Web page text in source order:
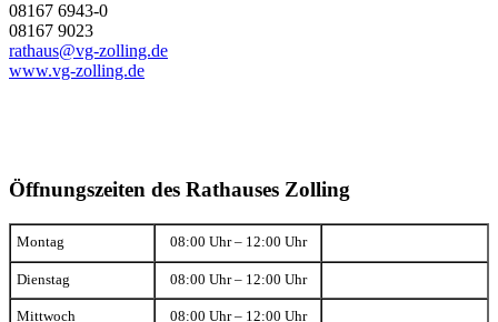
08167 6943-0
08167 9023
rathaus@vg-zolling.de
www.vg-zolling.de
Öffnungszeiten des Rathauses Zolling
Montag 08:00 Uhr – 12:00 Uhr
Dienstag 08:00 Uhr – 12:00 Uhr
Mittwoch 08:00 Uhr – 12:00 Uhr